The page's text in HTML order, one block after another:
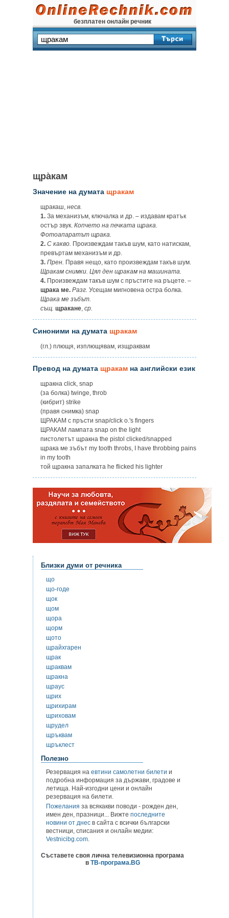
безплатен онлайн речник
щра̀кам
Значение на думата щракам
щракаш, несв.
1. За механизъм, ключалка и др. – издавам кратък
остър звук. Копчето на печката щрака.
Фотоапаратът щрака.
2. С какво. Произвеждам такъв шум, като натискам,
превъртам механизъм и др.
3. Прен. Правя нещо, като произвеждам такъв шум.
Щракам снимки. Цял ден щракам на машината.
4. Произвеждам такъв шум с пръстите на ръцете. –
щрака ме. Разг. Усещам мигновена остра болка.
Щрака ме зъбът.
същ. щракане, ср.
Синоними на думата щракам
(гл.) плющя, изплющявам, изщраквам
Превод на думата щракам на английски език
щракна click, snap
(за болка) twinge, throb
(кибрит) strike
(правя снимка) snap
ЩРАКАМ с пръсти snap/click o.'s fingers
ЩРАКАМ лампата snap on the light
пистолетът щракна the pistol clicked/snapped
щрака ме зъбът my tooth throbs, I have throbbing pains
in my tooth
той щракна запалката he flicked his lighter
Близки думи от речника
що
що-годе
щок
щом
щора
щорм
щото
щрайхгарен
щрак
щраквам
щракна
щраус
щрих
щрихирам
щриховам
щрудел
щръквам
щръклест
Полезно
Резервация на евтини самолетни билети и
подробна информация за държави, градове и
летища. Най-изгодни цени и онлайн
резервация на билети.
Пожелания за всякакви поводи - рожден ден,
имен ден, празници... Вижте последните
новини от днес в сайта с всички български
вестници, списания и онлайн медии:
Vestnicibg.com.
Съставете своя лична телевизионна програма
в ТВ-програма.BG